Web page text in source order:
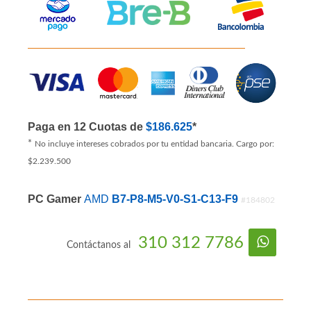
Paga en 12 Cuotas de $186.625*
* No incluye intereses cobrados por tu entidad bancaria. Cargo por:
$2.239.500
PC Gamer AMD B7-P8-M5-V0-S1-C13-F9 #184802
Contáctanos al 310 312 7786